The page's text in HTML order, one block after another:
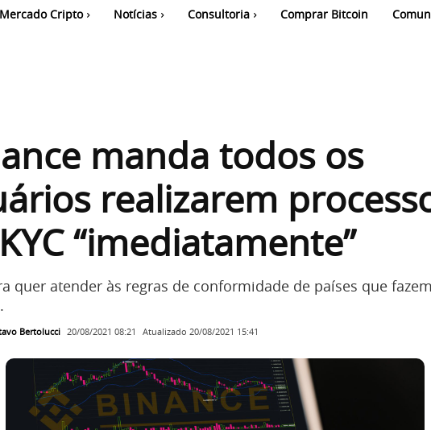
Mercado Cripto Notícias Consultoria Comprar Bitcoin
manda todos os
realizarem
“imediatamente”
quer atender às regras de conformidade de países que fazem
Bertolucci 20/08/2021 08:21 Atualizado 20/08/2021 15:41